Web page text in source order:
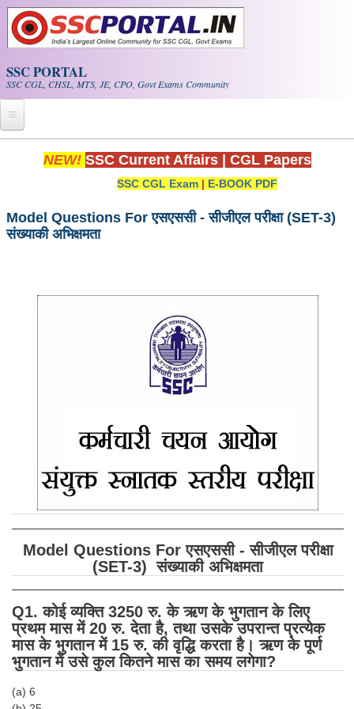
Skip to main content
SSC PORTAL
SSC CGL, CHSL, MTS, JE, CPO, Govt Exams Community
Home
Exam Calendar
SSC CGL Tier-1 PDF NOTES
SSC CGL (Tier-1) हिन्दी PDF Notes
SSC CGL Tier-2 Notes
SSC Junior Engineer Notes
EBOOKS
SSC CGL PDF Ebooks
SSC CGL
SSC CGL TIER-1
NEW! SSC Current Affairs CGL Papers
SSC CGL Exam | E-BOOK PDF
Model Questions For एसएससी - सीजीएल परीक्षा (SET-3)
संख्याकी अभिक्षमता
Model Questions For एसएससी - सीजीएल परीक्षा
(SET-3) संख्याकी अभिक्षमता
Q1. कोई व्यक्ति 3250 रु. के ऋण के भुगतान के लिए
प्रथम मास में 20 रु. देता है, तथा उसके उपरान्त प्रत्येक
मास के भुगतान में 15 रु. की वृद्धि करता है। ऋण के पूर्ण
भुगतान में उसे कुल कितने मास का समय लगेगा?
(a) 6